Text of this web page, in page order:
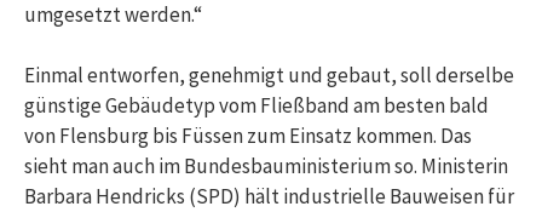
umgesetzt werden.“
Einmal entworfen, genehmigt und gebaut, soll derselbe
günstige Gebäudetyp vom Fließband am besten bald
von Flensburg bis Füssen zum Einsatz kommen. Das
sieht man auch im Bundesbauministerium so. Ministerin
Barbara Hendricks (SPD) hält industrielle Bauweisen für